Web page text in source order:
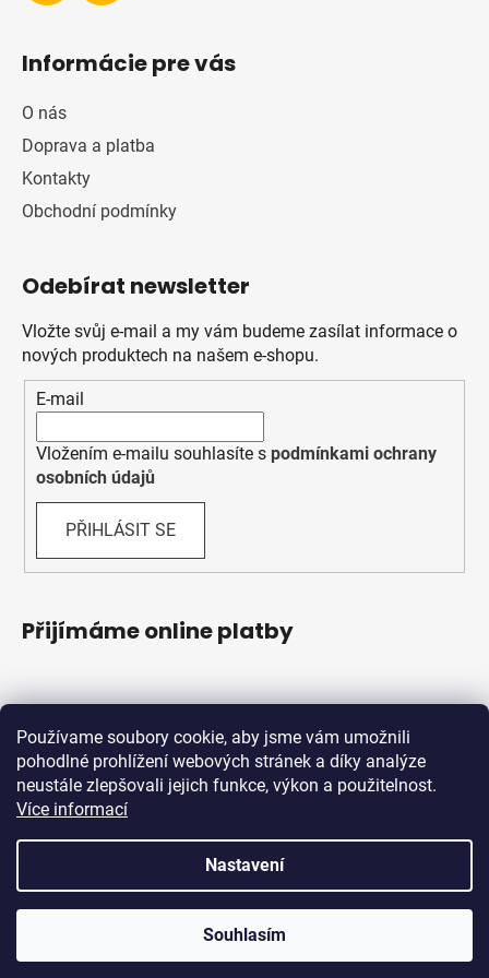
Používame soubory cookie, aby jsme vám umožnili
pohodlné prohlížení webových stránek a díky analýze
neustále zlepšovali jejich funkce, výkon a použitelnost.
Více informací
Nastavení
Souhlasím
Informácie pre vás
O nás
Doprava a platba
Kontakty
Obchodní podmínky
Odebírat newsletter
Vložte svůj e-mail a my vám budeme zasílat informace o
nových produktech na našem e-shopu.
E-mail
Vložením e-mailu souhlasíte s podmínkami ochrany
osobních údajů
PŘIHLÁSIT SE
Přijímáme online platby
Vytvořil Shoptet
Schwabik Bicycles
vyhrazena.Upravit nastavení cookies